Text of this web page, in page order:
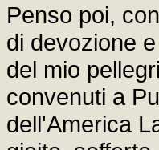
Penso poi,
di devozione
del mio
convenuti a
dell'America